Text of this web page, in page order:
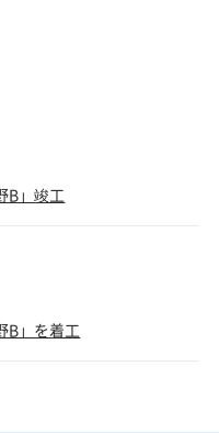
B」竣工
B」を着工